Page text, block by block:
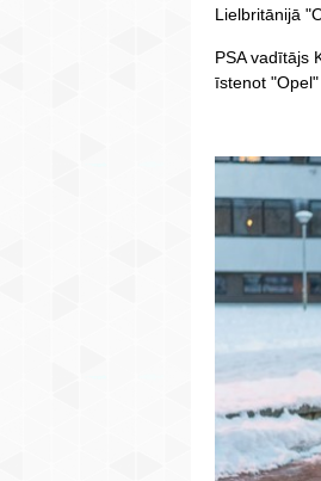
Lielbritānijā
PSA vadītājs
īstenot